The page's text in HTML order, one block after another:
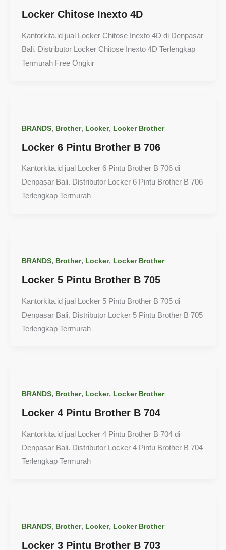
Locker Chitose Inexto 4D
Kantorkita.id jual Locker Chitose Inexto 4D di Denpasar
Bali. Distributor Locker Chitose Inexto 4D Terlengkap
Termurah Free Ongkir
BRANDS, Brother, Locker, Locker Brother
Locker 6 Pintu Brother B 706
Kantorkita.id jual Locker 6 Pintu Brother B 706 di
Denpasar Bali. Distributor Locker 6 Pintu Brother B 706
Terlengkap Termurah
BRANDS, Brother, Locker, Locker Brother
Locker 5 Pintu Brother B 705
Kantorkita.id jual Locker 5 Pintu Brother B 705 di
Denpasar Bali. Distributor Locker 5 Pintu Brother B 705
Terlengkap Termurah
BRANDS, Brother, Locker, Locker Brother
Locker 4 Pintu Brother B 704
Kantorkita.id jual Locker 4 Pintu Brother B 704 di
Denpasar Bali. Distributor Locker 4 Pintu Brother B 704
Terlengkap Termurah
BRANDS, Brother, Locker, Locker Brother
Locker 3 Pintu Brother B 703